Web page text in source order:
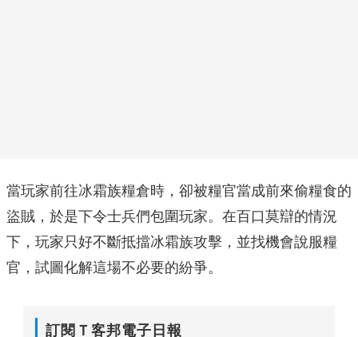
當玩家前往冰霜族糧倉時，卻被糧官當成前來偷糧食的
盜賊，於是下令士兵們包圍玩家。在百口莫辯的情況
下，玩家只好不斷抵擋冰霜族攻擊，並找機會說服糧
官，試圖化解這場不必要的紛爭。
訂閱Ｔ客邦電子日報